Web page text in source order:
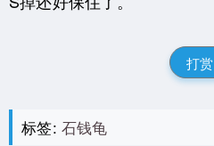
打赏
标签: 石钱龟